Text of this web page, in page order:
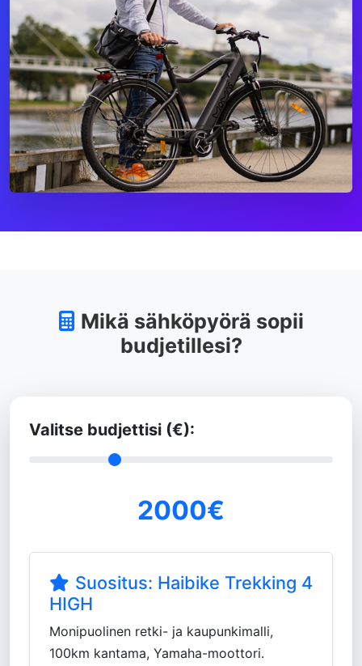
Mikä sähköpyörä sopii
budjetillesi?
Valitse budjettisi (€):
2000€
Suositus: Haibike Trekking 4
HIGH
Monipuolinen retki- ja kaupunkimalli,
100km kantama, Yamaha-moottori.